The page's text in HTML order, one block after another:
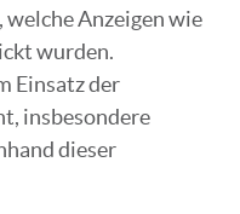
Anzeigen wie
wurden.
Einsatz der
insbesondere
dieser